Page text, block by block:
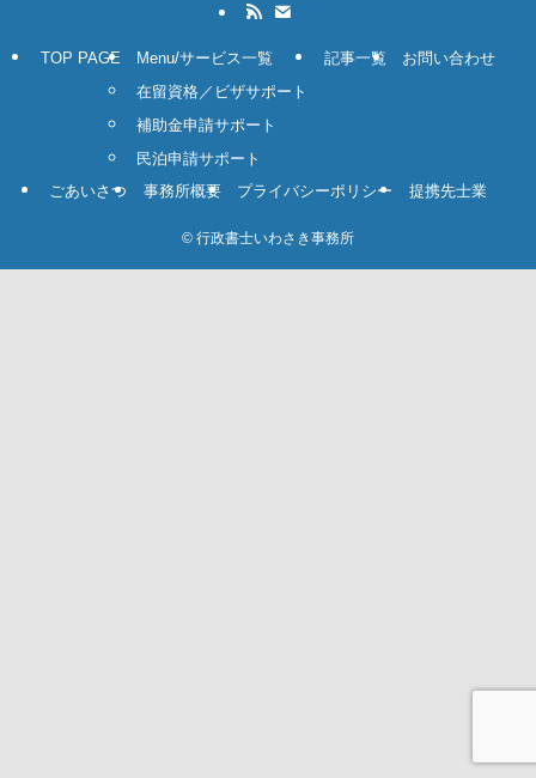
TOP PAGE
Menu/サービス一覧
在留資格／ビザサポート
補助金申請サポート
民泊申請サポート
記事一覧 お問い合わせ
ごあいさつ 事務所概要 プライバシーポリシー 提携先士業
© 行政書士いわさき事務所